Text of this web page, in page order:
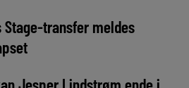
Stage-transfer meldes